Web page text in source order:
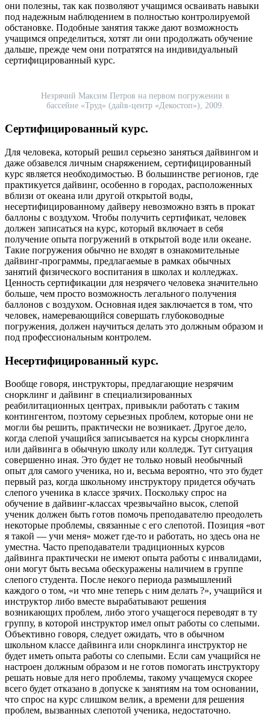
они полезны, так как позволяют учащимся осваивать навыки
под надежным наблюдением в полностью контролируемой
обстановке. Подобные занятия также дают возможность
учащимся определиться, хотят ли они продолжать обучение
дальше, прежде чем они потратятся на индивидуальный
сертифицированный курс.
Незрячий Максим Петров на первом погружении в
бассейне «Труд» (дайв-центр «Декостоп»), 2009.
Сертифицированный курс.
Для человека, который решил серьезно заняться дайвингом и
даже обзавелся личным снаряжением, сертифицированный
курс является необходимостью. В большинстве регионов, где
практикуется дайвинг, особенно в городах, расположенных
вблизи от океана или другой открытой воды,
несертифицированному дайверу невозможно взять в прокат
баллоны с воздухом. Чтобы получить сертификат, человек
должен записаться на курс, который включает в себя
получение опыта погружений в открытой воде или океане.
Такие погружения обычно не входят в ознакомительные
дайвинг-программы, предлагаемые в рамках обычных
занятий физического воспитания в школах и колледжах.
Ценность сертификации для незрячего человека значительно
больше, чем просто возможность легального получения
баллонов с воздухом. Основная идея заключается в том, что
человек, намеревающийся совершать глубоководные
погружения, должен научиться делать это должным образом и
под профессиональным контролем.
Несертифицированный курс.
Вообще говоря, инструкторы, предлагающие незрячим
снорклинг и дайвинг в специализированных
реабилитационных центрах, привыкли работать с таким
контингентом, поэтому серьезных проблем, которые они не
могли бы решить, практически не возникает. Другое дело,
когда слепой учащийся записывается на курсы снорклинга
или дайвинга в обычную школу или колледж. Тут ситуация
совершенно иная. Это будет не только новый необычный
опыт для самого ученика, но и, весьма вероятно, что это будет
первый раз, когда школьному инструктору придется обучать
слепого ученика в классе зрячих. Поскольку спрос на
обучение в дайвинг-классах чрезвычайно высок, слепой
ученик должен быть готов помочь преподавателю преодолеть
некоторые проблемы, связанные с его слепотой. Позиция «вот
я такой — учи меня» может где-то и работать, но здесь она не
уместна. Часто преподаватели традиционных курсов
дайвинга практически не имеют опыта работы с инвалидами,
они могут быть весьма обескуражены наличием в группе
слепого студента. После некого периода размышлений
каждого о том, «и что мне теперь с ним делать ?», учащийся и
инструктор либо вместе вырабатывают решения
возникающих проблем, либо этого учащегося переводят в ту
группу, в которой инструктор имел опыт работы со слепыми.
Объективно говоря, следует ожидать, что в обычном
школьном классе дайвинга или снорклинга инструктор не
будет иметь опыта работы со слепыми. Если сам учащийся не
настроен должным образом и не готов помогать инструктору
решать новые для него проблемы, такому учащемуся скорее
всего будет отказано в допуске к занятиям на том основании,
что спрос на курс слишком велик, а времени для решения
проблем, вызванных слепотой ученика, недостаточно.